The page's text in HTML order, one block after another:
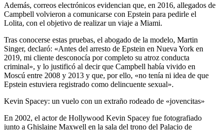
Además, correos electrónicos evidencian que, en 2016, allegados de
Campbell volvieron a comunicarse con Epstein para pedirle el
Lolita, con el objetivo de realizar un viaje a Miami.
Tras conocerse estas pruebas, el abogado de la modelo, Martin
Singer, declaró: «Antes del arresto de Epstein en Nueva York en
2019, mi cliente desconocía por completo su atroz conducta
criminal», y lo justificó al decir que Campbell había vivido en
Moscú entre 2008 y 2013 y que, por ello, «no tenía ni idea de que
Epstein estuviera registrado como delincuente sexual».
Kevin Spacey: un vuelo con un extraño rodeado de «jovencitas»
En 2002, el actor de Hollywood Kevin Spacey fue fotografiado
junto a Ghislaine Maxwell en la sala del trono del Palacio de